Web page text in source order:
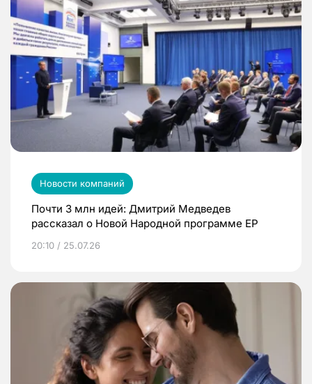
Новости компаний
Почти 3 млн идей: Дмитрий Медведев
рассказал о Новой Народной программе ЕР
20:10 / 25.07.26